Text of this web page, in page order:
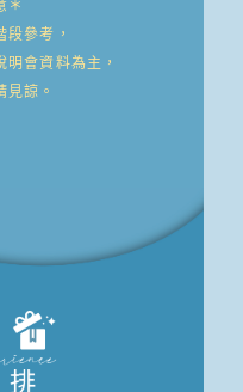
＊
參考，
會資料為主，
諒。